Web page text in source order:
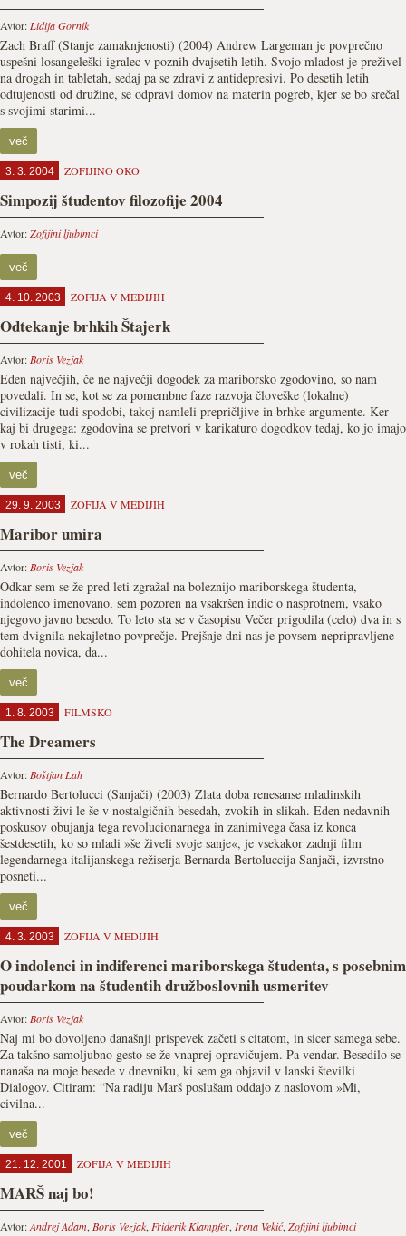
Avtor: Lidija Gornik
Zach Braff (Stanje zamaknjenosti) (2004) Andrew Largeman je povprečno
uspešni losangeleški igralec v poznih dvajsetih letih. Svojo mladost je preživel
na drogah in tabletah, sedaj pa se zdravi z antidepresivi. Po desetih letih
odtujenosti od družine, se odpravi domov na materin pogreb, kjer se bo srečal
s svojimi starimi...
več
3. 3. 2004 ZOFIJINO OKO
Simpozij študentov filozofije 2004
Avtor:Zofijini ljubimci
več
4. 10. 2003 ZOFIJA V MEDIJIH
Odtekanje brhkih Štajerk
Avtor: Boris Vezjak
Eden največjih, če ne največji dogodek za mariborsko zgodovino, so nam
povedali. In se, kot se za pomembne faze razvoja človeške (lokalne)
civilizacije tudi spodobi, takoj namleli prepričljive in brhke argumente. Ker
kaj bi drugega: zgodovina se pretvori v karikaturo dogodkov tedaj, ko jo imajo
v rokah tisti, ki...
več
29. 9. 2003 ZOFIJA V MEDIJIH
Maribor umira
Avtor: Boris Vezjak
Odkar sem se že pred leti zgražal na boleznijo mariborskega študenta,
indolenco imenovano, sem pozoren na vsakršen indic o nasprotnem, vsako
njegovo javno besedo. To leto sta se v časopisu Večer prigodila (celo) dva in s
tem dvignila nekajletno povprečje. Prejšnje dni nas je povsem nepripravljene
dohitela novica, da...
več
1. 8. 2003 FILMSKO
The Dreamers
Avtor: Boštjan Lah
Bernardo Bertolucci (Sanjači) (2003) Zlata doba renesanse mladinskih
aktivnosti živi le še v nostalgičnih besedah, zvokih in slikah. Eden nedavnih
poskusov obujanja tega revolucionarnega in zanimivega časa iz konca
šestdesetih, ko so mladi »še živeli svoje sanje«, je vsekakor zadnji film
legendarnega italijanskega režiserja Bernarda Bertoluccija Sanjači, izvrstno
posneti...
več
4. 3. 2003 ZOFIJA V MEDIJIH
O indolenci in indiferenci mariborskega študenta, s posebnim
poudarkom na študentih družboslovnih usmeritev
Avtor: Boris Vezjak
Naj mi bo dovoljeno današnji prispevek začeti s citatom, in sicer samega sebe.
Za takšno samoljubno gesto se že vnaprej opravičujem. Pa vendar. Besedilo se
nanaša na moje besede v dnevniku, ki sem ga objavil v lanski številki
Dialogov. Citiram: “Na radiju Marš poslušam oddajo z naslovom »Mi,
civilna...
več
21. 12. 2001 ZOFIJA V MEDIJIH
MARŠ naj bo!
Avtor:Andrej Adam, Boris Vezjak, Friderik Klampfer, Irena Vekić, Zofijini ljubimci